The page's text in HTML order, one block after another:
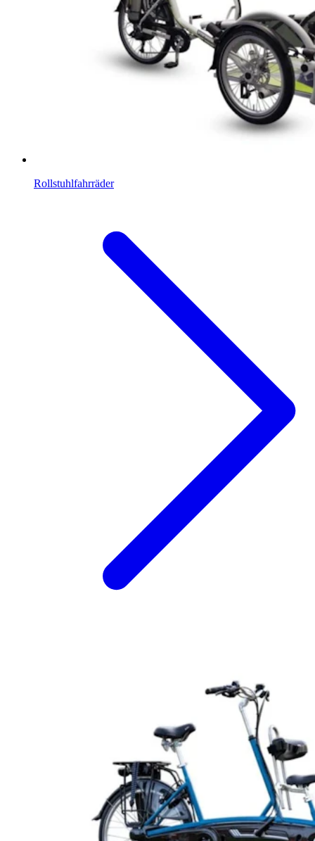
Rollstuhlfahrräder